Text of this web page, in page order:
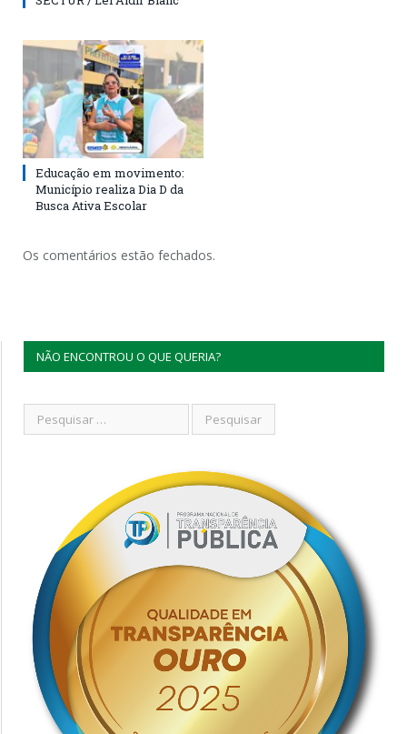
Educação em movimento:
Município realiza Dia D da
Busca Ativa Escolar
Os comentários estão fechados.
NÃO ENCONTROU O QUE QUERIA?